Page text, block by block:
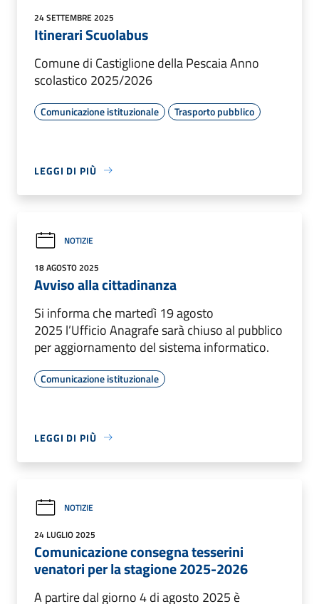
24 SETTEMBRE 2025
Itinerari Scuolabus
Comune di Castiglione della Pescaia Anno
scolastico 2025/2026
Comunicazione istituzionale Trasporto pubblico
LEGGI DI PIÙ
NOTIZIE
18 AGOSTO 2025
Avviso alla cittadinanza
Si informa che martedì 19 agosto
2025 l’Ufficio Anagrafe sarà chiuso al pubblico
per aggiornamento del sistema informatico.
Comunicazione istituzionale
LEGGI DI PIÙ
NOTIZIE
24 LUGLIO 2025
Comunicazione consegna tesserini
venatori per la stagione 2025-2026
A partire dal giorno 4 di agosto 2025 è